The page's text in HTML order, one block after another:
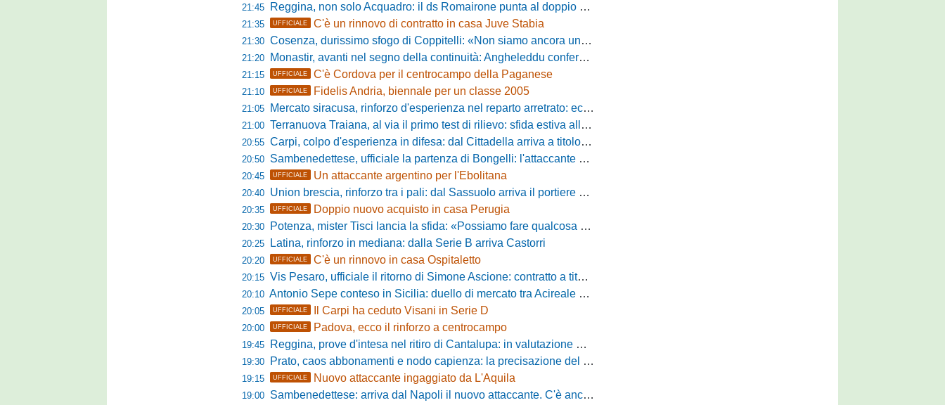
21:45 Reggina, non solo Acquadro: il ds Romairone punta al doppio colpo Baldan-Volpicelli
21:35 UFFICIALE C'è un rinnovo di contratto in casa Juve Stabia
21:30 Cosenza, durissimo sfogo di Coppitelli: «Non siamo ancora una squadra, ora serve tirare una riga!»
21:20 Monastir, avanti nel segno della continuità: Angheleddu confermato in panchina, in attacco arriva Loru
21:15 UFFICIALE C'è Cordova per il centrocampo della Paganese
21:10 UFFICIALE Fidelis Andria, biennale per un classe 2005
21:05 Mercato siracusa, rinforzo d'esperienza nel reparto arretrato: ecco Orlando
21:00 Terranuova Traiana, al via il primo test di rilievo: sfida estiva allo Zecchini con il Grosseto
20:55 Carpi, colpo d'esperienza in difesa: dal Cittadella arriva a titolo definitivo Riccardo Gatti
20:50 Sambenedettese, ufficiale la partenza di Bongelli: l'attaccante passa in Serie D
20:45 UFFICIALE Un attaccante argentino per l'Ebolitana
20:40 Union brescia, rinforzo tra i pali: dal Sassuolo arriva il portiere Gioele Zacchi
20:35 UFFICIALE Doppio nuovo acquisto in casa Perugia
20:30 Potenza, mister Tisci lancia la sfida: «Possiamo fare qualcosa di storico e regalarci la trasferta a Genova»
20:25 Latina, rinforzo in mediana: dalla Serie B arriva Castorri
20:20 UFFICIALE C'è un rinnovo in casa Ospitaletto
20:15 Vis Pesaro, ufficiale il ritorno di Simone Ascione: contratto a titolo definitivo fino al 2029
20:10 Antonio Sepe conteso in Sicilia: duello di mercato tra Acireale e Messina
20:05 UFFICIALE Il Carpi ha ceduto Visani in Serie D
20:00 UFFICIALE Padova, ecco il rinforzo a centrocampo
19:45 Reggina, prove d'intesa nel ritiro di Cantalupa: in valutazione Blazevic e Anton
19:30 Prato, caos abbonamenti e nodo capienza: la precisazione del club laniero
19:15 UFFICIALE Nuovo attaccante ingaggiato da L'Aquila
19:00 Sambenedettese: arriva dal Napoli il nuovo attaccante. C'è anche l'ufficialità